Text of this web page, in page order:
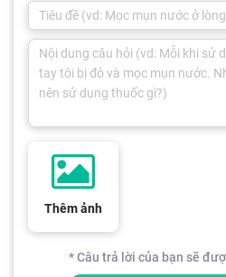
Thêm ảnh
* Câu trả lời của bạn sẽ